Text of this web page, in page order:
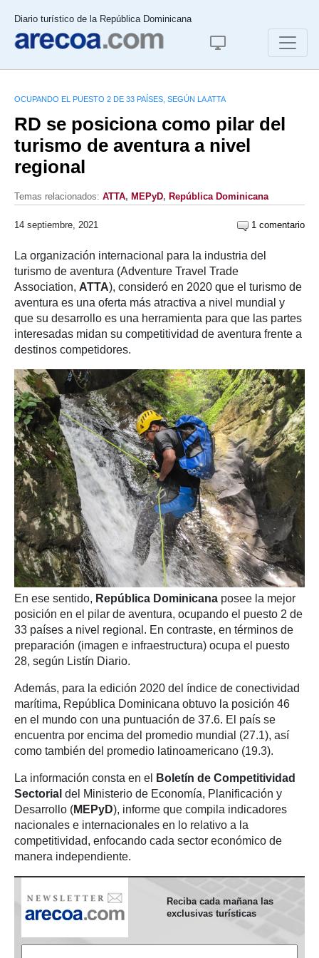
Diario turístico de la República Dominicana
OCUPANDO EL PUESTO 2 DE 33 PAÍSES, SEGÚN LA ATTA
RD se posiciona como pilar del
turismo de aventura a nivel
regional
Temas relacionados: ATTA, MEPyD, República Dominicana
14 septiembre, 2021 1 comentario
La organización internacional para la industria del
turismo de aventura (Adventure Travel Trade
Association, ATTA), consideró en 2020 que el turismo de
aventura es una oferta más atractiva a nivel mundial y
que su desarrollo es una herramienta para que las partes
interesadas midan su competitividad de aventura frente a
destinos competidores.
En ese sentido, República Dominicana posee la mejor
posición en el pilar de aventura, ocupando el puesto 2 de
33 países a nivel regional. En contraste, en términos de
preparación (imagen e infraestructura) ocupa el puesto
28, según Listín Diario.
Además, para la edición 2020 del índice de conectividad
marítima, República Dominicana obtuvo la posición 46
en el mundo con una puntuación de 37.6. El país se
encuentra por encima del promedio mundial (27.1), así
como también del promedio latinoamericano (19.3).
La información consta en el
Boletín de Competitividad
Sectorial del Ministerio de Economía, Planificación y
Desarrollo (MEPyD), informe que compila indicadores
nacionales e internacionales en lo relativo a la
competitividad, enfocando cada sector económico de
manera independiente.
Reciba cada mañana las
exclusivas turísticas